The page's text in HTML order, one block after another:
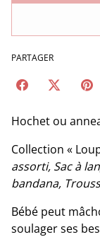
PARTAGER
Hochet ou
Collection «
assorti, Sac à
bandana,
Bébé peut
soulager ses